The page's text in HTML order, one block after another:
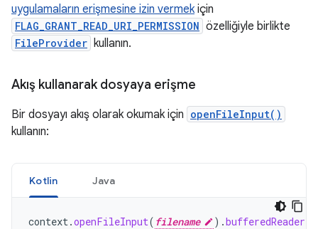
uygulamaların erişmesine izin vermekiçin
FLAG_GRANT_READ_URI_PERMISSION özelliğiyle birlikte
FileProvider kullanın.
Akış kullanarak dosyaya erişme
Bir dosyayı akış olarak okumak için openFileInput()
kullanın:
Kotlin Java
context.openFileInput( filename ).bufferedReader